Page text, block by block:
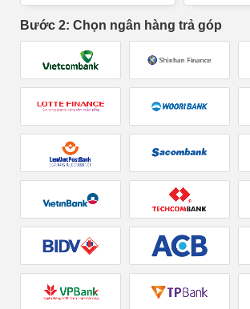
Bước 2: Chọn ngân hàng trả góp